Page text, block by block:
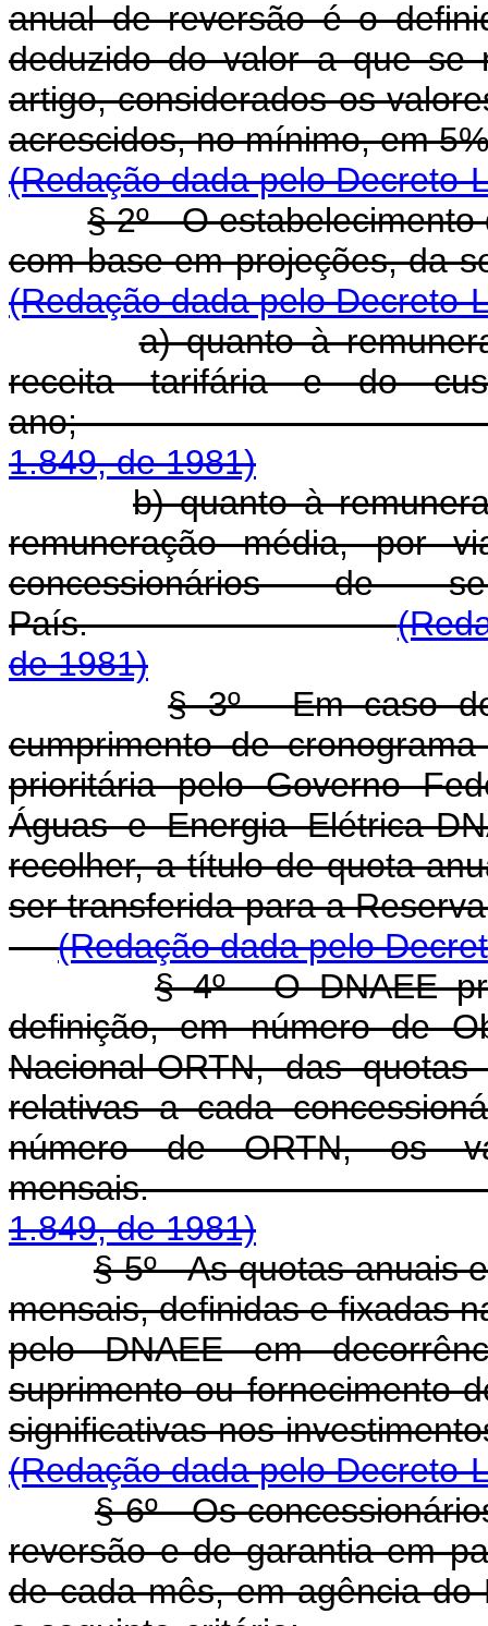
anual de reversão é o
deduzido do valor a que
artigo, considerados os
acrescidos, no
(Redação dada pelo Decreto-
§ 2º - O
com base em
(Redação dada pelo Decreto-
a) quanto à
receita tarifária e do
1.849, de 1981)
b) quanto à
remuneração média, por
concessionários de
País.
de 1981)
§ 3º - Em caso
cumprimento de
prioritária pelo Governo
Águas e Energia Elétrica-
recolher, a título de quota
ser transferida para a
(Redação dada pelo
§ 4º - O DNAEE
definição, em número de
Nacional-ORTN, das
relativas a cada
número de ORTN, os
1.849, de 1981)
§ 5º - As quotas anuais
mensais, definidas e fixadas
pelo DNAEE em
suprimento ou fornecimento
significativas nos
(Redação dada pelo Decreto-
§ 6º - Os
reversão e de garantia em
de cada mês, em agência